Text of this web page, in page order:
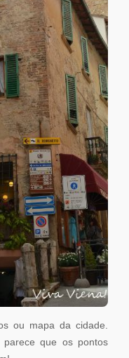
ou mapa da cidade.
que os pontos